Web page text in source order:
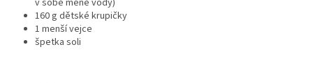
160 g dětské krupičky
1 menší vejce
špetka soli